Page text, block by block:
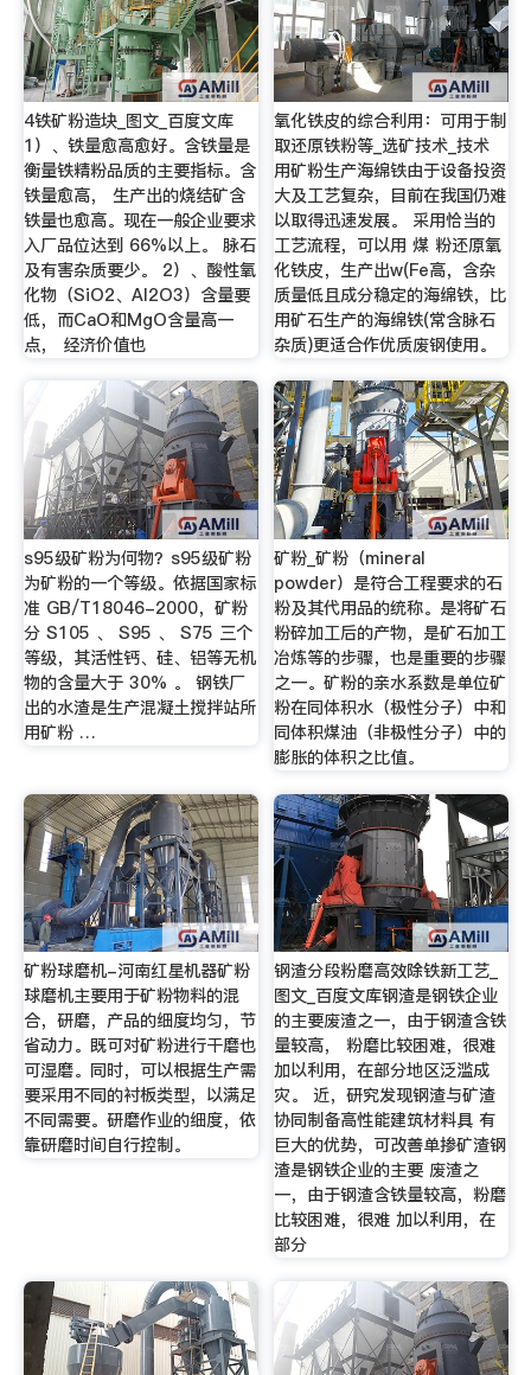
4铁矿粉造块_图文_百度文库
1）、铁量愈高愈好。含铁量是
衡量铁精粉品质的主要指标。含
铁量愈高， 生产出的烧结矿含
铁量也愈高。现在一般企业要求
入厂品位达到 66%以上。 脉石
及有害杂质要少。 2）、酸性氧
化物（SiO2、Al2O3）含量要
低，而CaO和MgO含量高一
点， 经济价值也
氧化铁皮的综合利用：可用于制
取还原铁粉等_选矿技术_技术
用矿粉生产海绵铁由于设备投资
大及工艺复杂，目前在我国仍难
以取得迅速发展。 采用恰当的
工艺流程，可以用 煤 粉还原氧
化铁皮，生产出w(Fe高，含杂
质量低且成分稳定的海绵铁，比
用矿石生产的海绵铁(常含脉石
杂质)更适合作优质废钢使用。
s95级矿粉为何物？s95级矿粉
为矿粉的一个等级。依据国家标
准 GB/T18046-2000，矿粉
分 S105 、 S95 、 S75 三个
等级，其活性钙、硅、铝等无机
物的含量大于 30% 。 钢铁厂
出的水渣是生产混凝土搅拌站所
用矿粉 …
矿粉_矿粉（mineral
powder）是符合工程要求的石
粉及其代用品的统称。是将矿石
粉碎加工后的产物，是矿石加工
冶炼等的步骤，也是重要的步骤
之一。矿粉的亲水系数是单位矿
粉在同体积水（极性分子）中和
同体积煤油（非极性分子）中的
膨胀的体积之比值。
矿粉球磨机-河南红星机器矿粉
球磨机主要用于矿粉物料的混
合，研磨，产品的细度均匀，节
省动力。既可对矿粉进行干磨也
可湿磨。同时，可以根据生产需
要采用不同的衬板类型，以满足
不同需要。研磨作业的细度，依
靠研磨时间自行控制。
钢渣分段粉磨高效除铁新工艺_
图文_百度文库钢渣是钢铁企业
的主要废渣之一，由于钢渣含铁
量较高， 粉磨比较困难，很难
加以利用，在部分地区泛滥成
灾。 近，研究发现钢渣与矿渣
协同制备高性能建筑材料具 有
巨大的优势，可改善单掺矿渣钢
渣是钢铁企业的主要 废渣之
一，由于钢渣含铁量较高，粉磨
比较困难，很难 加以利用，在
部分